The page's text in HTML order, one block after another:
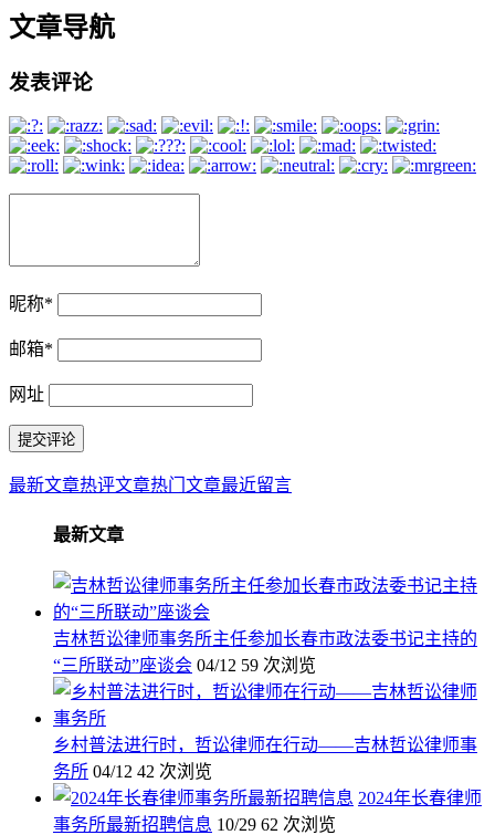
文章导航
发表评论
昵称*
邮箱*
网址
最新文章热评文章热门文章最近留言
最新文章
吉林哲讼律师事务所主任参加长春市政法委书记主持的
“三所联动”座谈会 04/12 59 次浏览
乡村普法进行时，哲讼律师在行动——吉林哲讼律师事
务所 04/12 42 次浏览
2024年长春律师
事务所最新招聘信息 10/29 62 次浏览